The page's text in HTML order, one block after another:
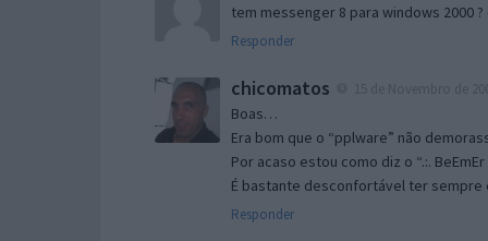
tem messenger 8 para windows 2000
Responder
chicomatos
Boas…
Era bom que o “pplware” não
Por acaso estou como diz o “.:.
É bastante desconfortável ter sempre
Responder